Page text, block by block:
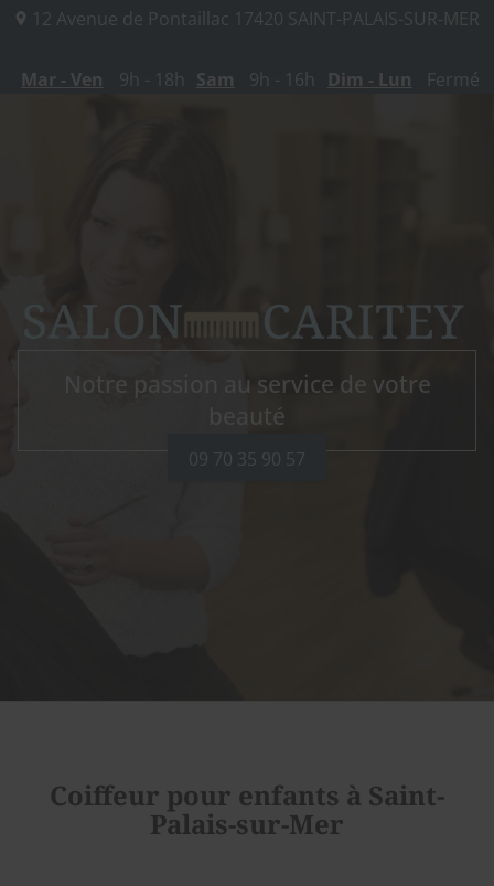
12 Avenue de Pontaillac 17420 SAINT-PALAIS-SUR-MER
Mar - Ven 9h - 18h Sam 9h - 16h Dim - Lun Fermé
Notre passion au service de votre
beauté
09 70 35 90 57
Coiffeur pour enfants à Saint-
Palais-sur-Mer